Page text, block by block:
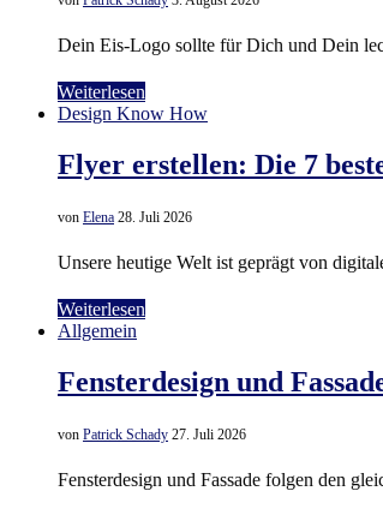
Dein Eis-Logo sollte für Dich und Dein
Weiterlesen
Design Know How
Flyer erstellen: Die 7
von Elena 28. Juli 2026
Unsere heutige Welt ist geprägt von
Weiterlesen
Allgemein
Fensterdesign und
von Patrick Schady 27. Juli 2026
Fensterdesign und Fassade folgen den